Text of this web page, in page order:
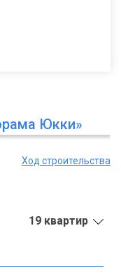
Юкки»
Ход строительства
19 квартир